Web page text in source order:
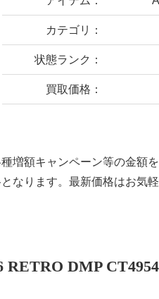
カテゴリ：
状態ランク：
買取価格：
増額キャンペーン等の金額
なります。最新価格はお気
RETRO DMP